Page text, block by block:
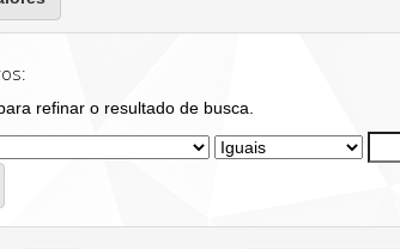
refinar o resultado de busca.